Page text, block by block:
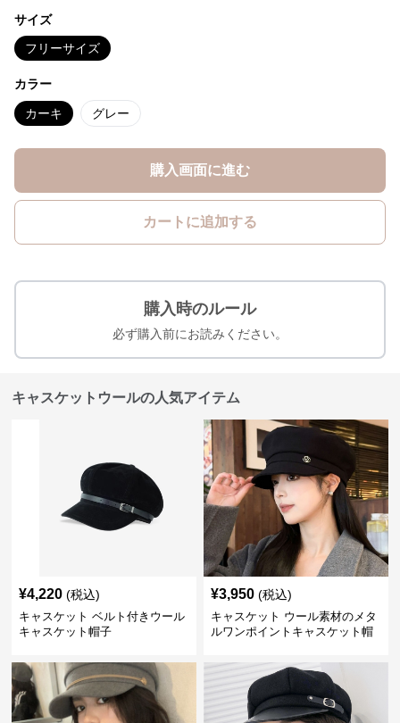
サイズ
フリーサイズ
カラー
カーキ グレー
購入画面に進む
カートに追加する
購入時のルール
必ず購入前にお読みください。
キャスケットウールの人気アイテム
¥4,220 (税込)
キャスケット ベルト付きウール
キャスケット帽子
¥3,950 (税込)
キャスケット ウール素材のメタ
ルワンポイントキャスケット帽